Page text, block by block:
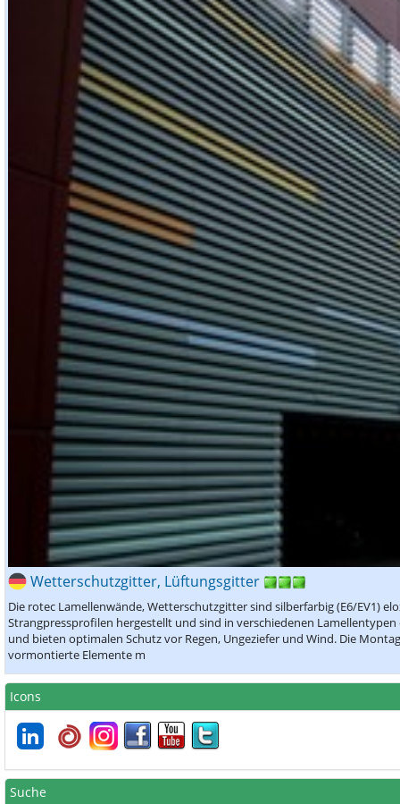
Wetterschutzgitter, Lüftungsgitter
Die rotec Lamellenwände, Wetterschutzgitter sind silberfarbig (E6/EV1)
Strangpressprofilen hergestellt und sind in verschiedenen
und bieten optimalen Schutz vor Regen, Ungeziefer und Wind. Die
vormontierte Elemente m
Icons
Suche